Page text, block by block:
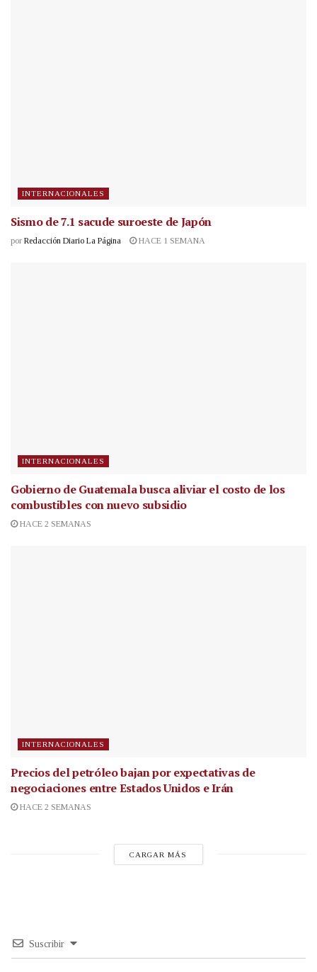
INTERNACIONALES
Sismo de 7.1 sacude suroeste de Japón
por Redacción Diario La Página HACE 1 SEMANA
INTERNACIONALES
Gobierno de Guatemala busca aliviar el costo de los
combustibles con nuevo subsidio
HACE 2 SEMANAS
INTERNACIONALES
Precios del petróleo bajan por expectativas de
negociaciones entre Estados Unidos e Irán
HACE 2 SEMANAS
CARGAR MÁS
Suscribir